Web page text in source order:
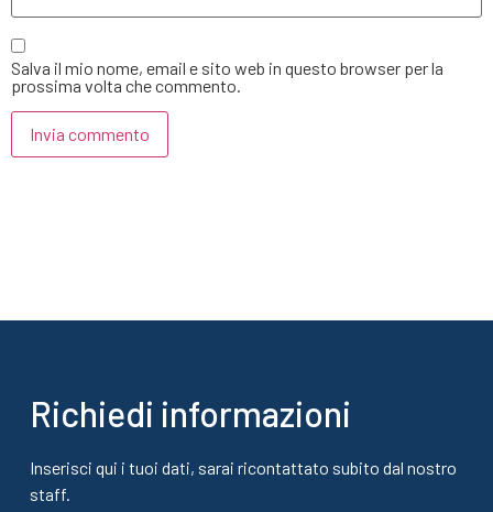
Salva il mio nome, email e sito web in questo browser per la
prossima volta che commento.
Richiedi informazioni
Inserisci qui i tuoi dati, sarai ricontattato subito dal nostro
staff.